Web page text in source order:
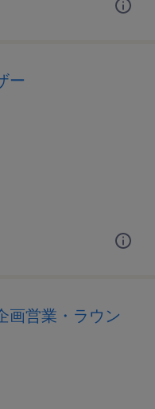
ー
画営業・ラウン